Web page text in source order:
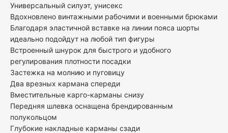
Универсальный силуэт, унисекс
Вдохновлено винтажными рабочими и военными брюками
Благодаря эластичной вставке на линии пояса шорты
идеально подойдут на любой тип фигуры
Встроенный шнурок для быстрого и удобного
регулирования плотности посадки
Застежка на молнию и пуговицу
Два врезных кармана спереди
Вместительные карго-карманы снизу
Передняя шлевка оснащена брендированным
полукольцом
Глубокие накладные карманы сзади